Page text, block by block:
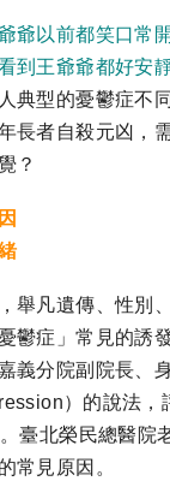
爺以前都笑口常
到王爺爺都好
典型的憂鬱症不
長者自殺元凶，
？
舉凡遺傳、性別
鬱症」常見的誘發
義分院副院長、
）的說法
臺北榮民總醫院
常見原因。